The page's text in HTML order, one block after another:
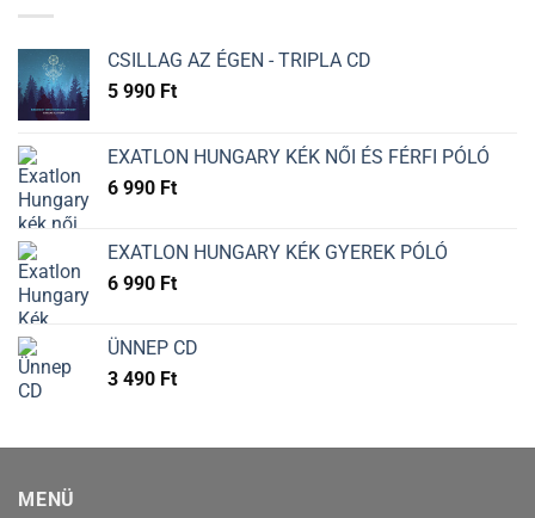
CSILLAG AZ ÉGEN - TRIPLA CD
5 990 Ft
EXATLON HUNGARY KÉK NŐI ÉS FÉRFI PÓLÓ
6 990 Ft
EXATLON HUNGARY KÉK GYEREK PÓLÓ
6 990 Ft
ÜNNEP CD
3 490 Ft
MENÜ